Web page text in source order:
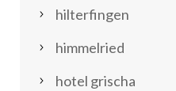
hilterfingen
himmelried
hotel grischa